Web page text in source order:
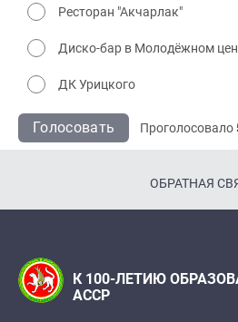
Ресторан "Акчарлак"
Диско-бар в Молодёжном
ДК Урицкого
Голосовать Проголосовало
ОБРАТНАЯ
К 100-ЛЕТИЮ
АССР